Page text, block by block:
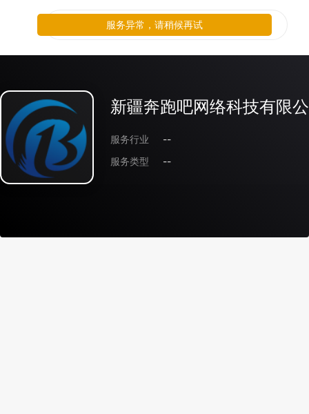
新疆奔跑吧网络科技有限
服务行业
--
服务类型
--
服务异常，请稍候再试